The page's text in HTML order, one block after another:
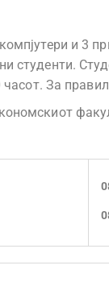
и 3
студенти.
За